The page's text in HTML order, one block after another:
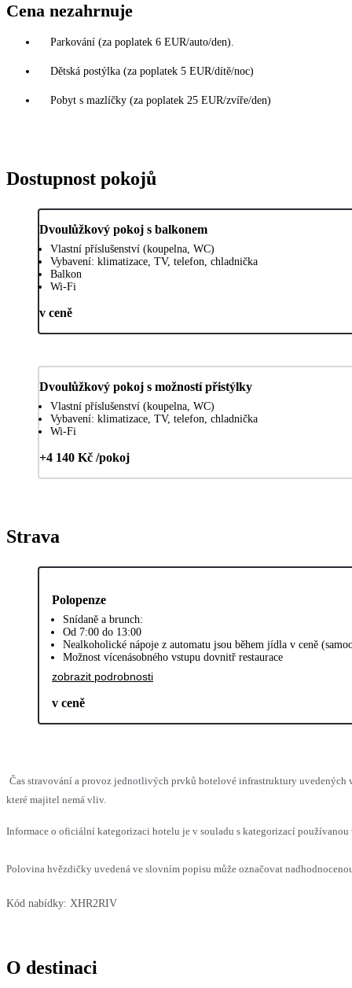
Cena nezahrnuje
Parkování (za poplatek 6 EUR/auto/den).
Dětská postýlka (za poplatek 5 EUR/dítě/noc)
Pobyt s mazlíčky (za poplatek 25 EUR/zvíře/den)
Dostupnost pokojů
Dvoulůžkový pokoj s balkonem
Vlastní příslušenství (koupelna, WC)
Vybavení: klimatizace, TV, telefon, chladnička
Balkon
Wi-Fi
v ceně
Dvoulůžkový pokoj s možností přistýlky
Vlastní příslušenství (koupelna, WC)
Vybavení: klimatizace, TV, telefon, chladnička
Wi-Fi
+4 140 Kč /pokoj
Strava
Polopenze
Snídaně a brunch:
Od 7:00 do 13:00
Nealkoholické nápoje z automatu jsou během jídla v ceně
Možnost vícenásobného vstupu dovnitř restaurace
zobrazit podrobnosti
v ceně
Čas stravování a provoz jednotlivých prvků hotelové infrastruktury uvedených
které majitel nemá vliv.
Informace o oficiální kategorizaci hotelu je v souladu s kategorizací
Polovina hvězdičky uvedená ve slovním popisu může označovat
Kód nabídky: XHR2RIV
O destinaci